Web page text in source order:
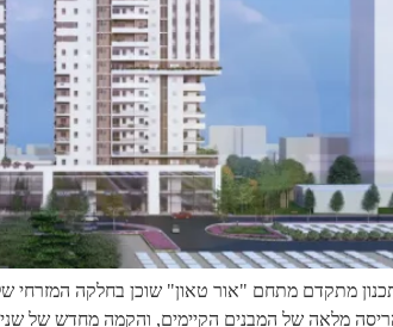
הקיימים, והקמה מחדש של שני מגדלי מגורים בני 22